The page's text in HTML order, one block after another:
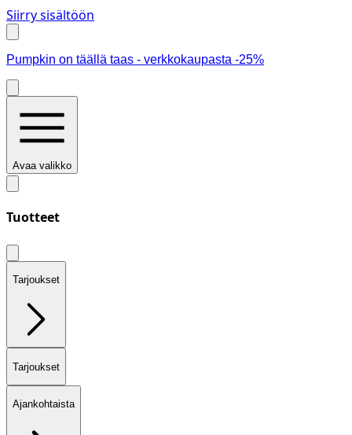
Siirry sisältöön
Pumpkin on täällä taas - verkkokaupasta -25%
Avaa valikko
Tuotteet
Tarjoukset
Tarjoukset
Ajankohtaista